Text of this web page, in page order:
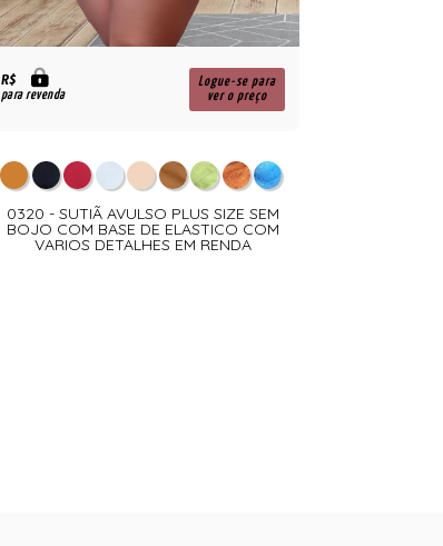
R$
para revenda
Logue-se para
ver o preço
0320 - SUTIÃ AVULSO PLUS SIZE SEM
BOJO COM BASE DE ELASTICO COM
VARIOS DETALHES EM RENDA